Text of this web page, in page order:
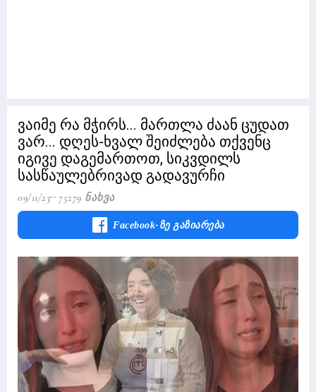
ვაიმე რა მჭირს... მართლა ძაან ცუდათ
ვარ... დღეს-ხვალ შეიძლება თქვენც
იგივე დაგემართოთ, სიკვდილს
სასწაულებრივად გადავურჩი
09/11/23 75279 Ნახვა
Facebook-Ზე Გაზიარება